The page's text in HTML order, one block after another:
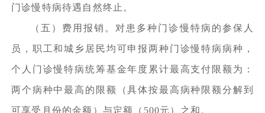
门诊慢特病待遇自然终止。
（五）费用报销。对患多种门诊慢特病的参保人
员，职工和城乡居民均可申报两种门诊慢特病病种，
个人门诊慢特病统筹基金年度累计最高支付限额为：
两个病种中最高的限额（具体按最高病种限额分解到
可享受月份的金额）与定额（500元）之和。